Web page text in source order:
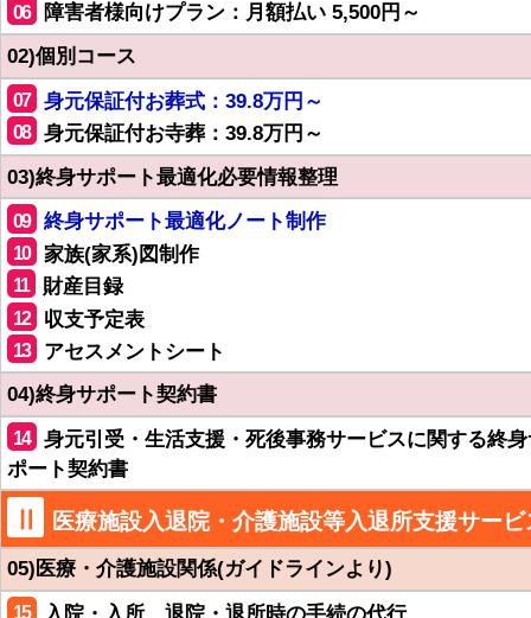
06
障害者様向けプラン：月額払い 5,500円～
02)個別コース
07 身元保証付お葬式：39.8万円～
08
身元保証付お寺葬：39.8万円～
03)終身サポート最適化必要情報整理
09 終身サポート最適化ノート制作
10 家族(家系)図制作
11 財産目録
12 収支予定表
13
アセスメントシート
04)終身サポート契約書
14
身元引受・生活支援・死後事務サービスに関する終
ポート契約書
Ⅱ 医療施設入退院・介護施設等入退所支援サービ
05)医療・介護施設関係(ガイドラインより)
15